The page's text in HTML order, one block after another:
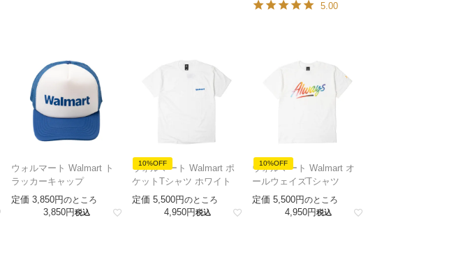
5.00
ウォルマート Walmart ト
ラッカーキャップ
定価 3,850 のところ
3,850 税込
10%OFF
ウォルマート Walmart ポ
ケットTシャツ ホワイト
定価 5,500 のところ
4,950 税込
10%OFF
ウォルマート Walmart オ
ールウェイズTシャツ
定価 5,500 のところ
4,950 税込